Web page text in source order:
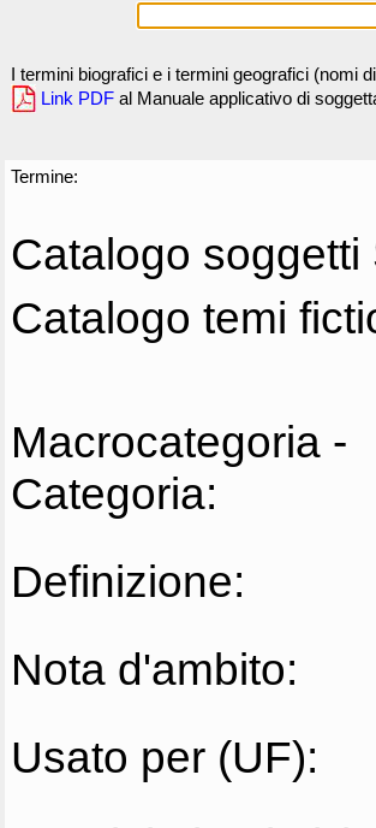
I termini biografici e i termini geografici (nomi
Link PDF al Manuale applicativo di
Termine:
Catalogo soggetti
Catalogo temi
Macrocategoria -
Categoria:
Definizione:
Nota d'ambito:
Usato per (UF):